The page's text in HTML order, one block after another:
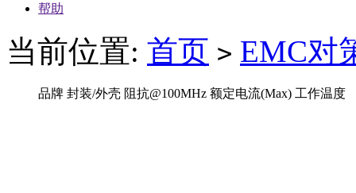
帮助
当前位置: 首页 > EMC对
品牌 封装/外壳 阻抗@100MHz 额定电流(Max) 工作温度